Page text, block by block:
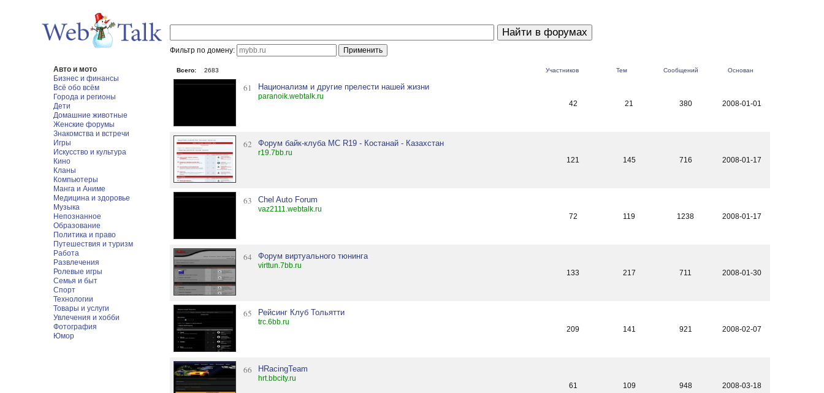
Фильтр по домену:
Авто и мото
Бизнес и финансы
Всё обо всём
Города и регионы
Дети
Домашние животные
Женские форумы
Знакомства и встречи
Игры
Искусство и культура
Кино
Кланы
Компьютеры
Манга и Аниме
Медицина и здоровье
Музыка
Непознанное
Образование
Политика и право
Путешествия и туризм
Работа
Развлечения
Ролевые игры
Семья и быт
Спорт
Технологии
Товары и услуги
Увлечения и хобби
Фотография
Юмор
Всего: 2683 Участников Тем Сообщений Основан
61 Национализм и другие прелести нашей жизни
paranoik.webtalk.ru
42
21 380 2008-01-01
62 Форум байк-клуба MC R19 - Костанай - Казахстан
r19.7bb.ru
121
145 716 2008-01-17
63 Chel Auto Forum
vaz2111.webtalk.ru
72
119 1238 2008-01-17
64 Форум виртуального тюнинга
virttun.7bb.ru
133
217 711 2008-01-30
65 Рейсинг Клуб Тольятти
trc.6bb.ru
209
141 921 2008-02-07
66 HRacingTeam
hrt.bbcity.ru
61
109 948 2008-03-18